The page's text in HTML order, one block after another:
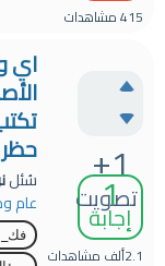
415مشاهدات
+1
تصويت
1
إجابة
2.1ألف مشاهدات
اي
سُئل
عام